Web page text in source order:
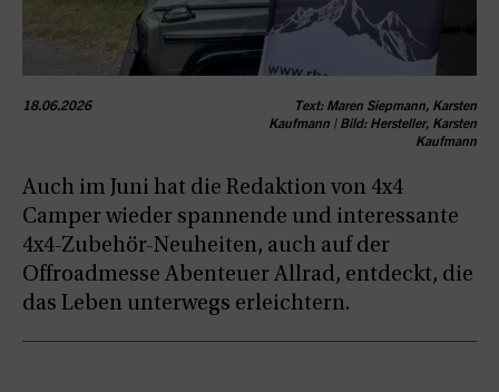
18.06.2026
Text: Maren Siepmann, Karsten
Kaufmann | Bild: Hersteller, Karsten
Kaufmann
Auch im Juni hat die Redaktion von 4x4
Camper wieder spannende und interessante
4x4-Zubehör-Neuheiten, auch auf der
Offroadmesse Abenteuer Allrad, entdeckt, die
das Leben unterwegs erleichtern.